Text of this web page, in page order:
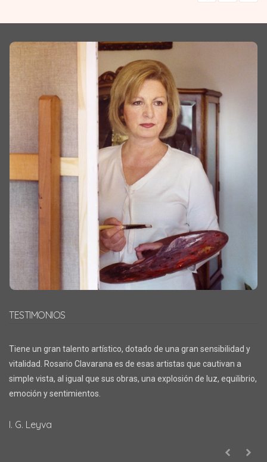
TESTIMONIOS
Tiene un gran talento artístico, dotado de una gran sensibilidad y
vitalidad. Rosario Clavarana es de esas artistas que cautivan a
simple vista, al igual que sus obras, una explosión de luz, equilibrio,
emoción y sentimientos.
I. G. Leyva